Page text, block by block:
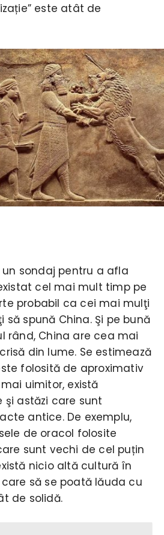
este atât de
sondaj pentru a afla
cel mai mult timp pe
probabil ca cei mai mulţi
să spună China. Şi pe bună
rând, China are cea mai
din lume. Se estimează
folosită de aproximativ
uimitor, există
astăzi care sunt
antice. De exemplu,
de oracol folosite
sunt vechi de cel puțin
nicio altă cultură în
să se poată lăuda cu
de solidă.